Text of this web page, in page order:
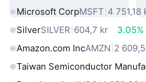
Microsoft CorpMSFT 4 751,18
SilverSILVER 604,7 kr
3.05%
Amazon.com IncAMZN 2
Taiwan Semiconductor